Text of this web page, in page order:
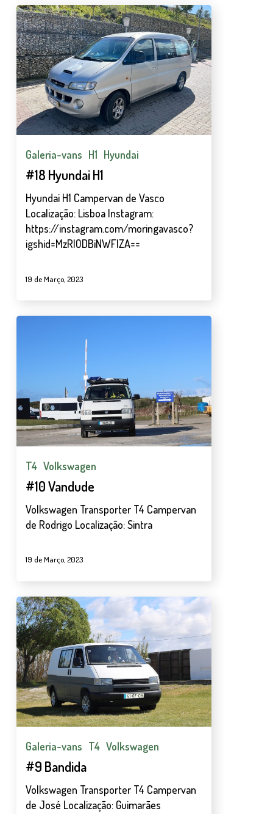
#18
Hyundai
H1
Galeria-vans H1 Hyundai
#18 Hyundai H1
Hyundai H1 Campervan de Vasco
Localização: Lisboa Instagram:
https://instagram.com/moringavasco?
igshid=MzRlODBiNWFlZA==
19 de Março, 2023
#10
T4 Volkswagen
#10 Vandude
Volkswagen Transporter T4 Campervan
de Rodrigo Localização: Sintra
19 de Março, 2023
#9
Bandida
Galeria-vans T4 Volkswagen
#9 Bandida
Volkswagen Transporter T4 Campervan
de José Localização: Guimarães